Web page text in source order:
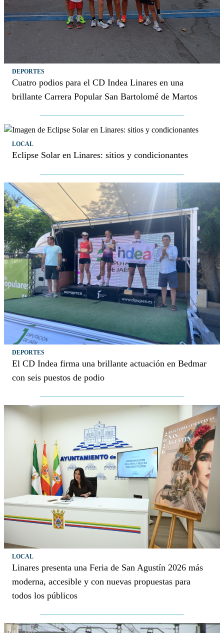
DEPORTES
Cuatro podios para el CD Indea Linares en una
brillante Carrera Popular San Bartolomé de Martos
LOCAL
Eclipse Solar en Linares: sitios y condicionantes
DEPORTES
El CD Indea firma una brillante actuación en Bedmar
con seis puestos de podio
LOCAL
Linares presenta una Feria de San Agustín 2026 más
moderna, accesible y con nuevas propuestas para
todos los públicos